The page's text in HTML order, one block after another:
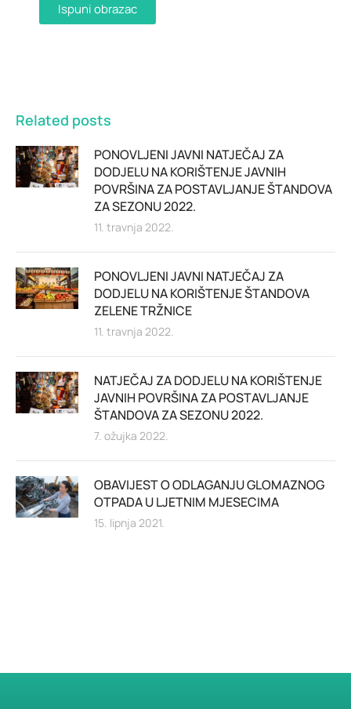
Ispuni obrazac
Related posts
PONOVLJENI JAVNI NATJEČAJ ZA
DODJELU NA KORIŠTENJE JAVNIH
POVRŠINA ZA POSTAVLJANJE ŠTANDOVA
ZA SEZONU 2022.
11. travnja 2022.
PONOVLJENI JAVNI NATJEČAJ ZA
DODJELU NA KORIŠTENJE ŠTANDOVA
ZELENE TRŽNICE
11. travnja 2022.
NATJEČAJ ZA DODJELU NA KORIŠTENJE
JAVNIH POVRŠINA ZA POSTAVLJANJE
ŠTANDOVA ZA SEZONU 2022.
7. ožujka 2022.
OBAVIJEST O ODLAGANJU GLOMAZNOG
OTPADA U LJETNIM MJESECIMA
15. lipnja 2021.